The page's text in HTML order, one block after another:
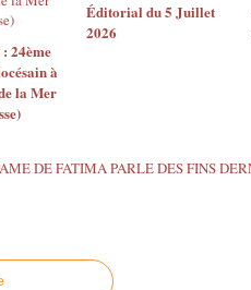
24ème
à
la Mer
Éditorial du 5 Juillet
2026